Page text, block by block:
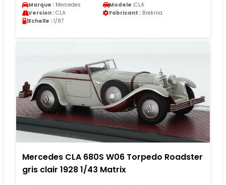
Marque : Mercedes Modele :CLA
Version : CLA Fabricant : Brekina
Echelle : 1/87
Mercedes CLA 680S W06 Torpedo Roadster
gris clair 1928 1/43 Matrix